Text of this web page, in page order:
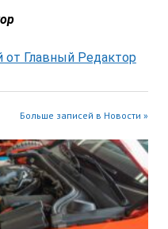
от Главный Редактор
Больше записей в Новости »